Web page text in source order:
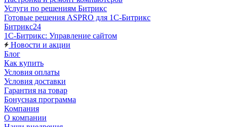
Услуги по решениям Битрикс
Готовые решения ASPRO для 1С-Битрикс
Битрикс24
1С-Битрикс: Управление сайтом
Новости и акции
Блог
Как купить
Условия оплаты
Условия доставки
Гарантия на товар
Бонусная программа
Компания
О компании